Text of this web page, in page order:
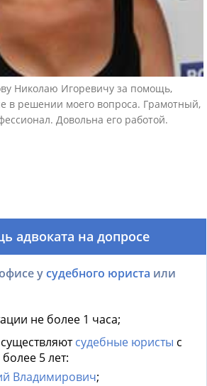
Николаю Игоревичу за помощь,
в решении моего вопроса. Грамотный,
Довольна его работой.
адвоката на допросе
усудебного юриста или
не более 1 часа;
судебные юристы с
5 лет:
Владимирович;